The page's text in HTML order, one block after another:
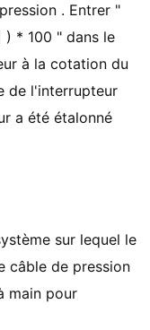
. Entrer "
* 100 " dans le
à la cotation du
de l'interrupteur
a été étalonné
sur lequel le
câble de pression
main pour